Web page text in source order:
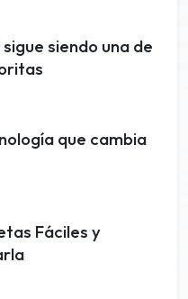
siendo una de
que cambia
Fáciles y